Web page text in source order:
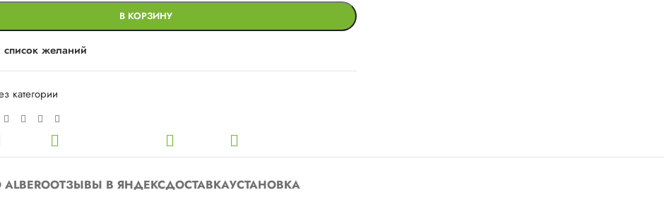
В КОРЗИНУ
желаний
категории
ОТЗЫВЫ В ЯНДЕКСДОСТАВКАУСТАНОВКА